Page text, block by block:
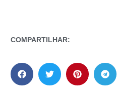
COMPARTILHAR: